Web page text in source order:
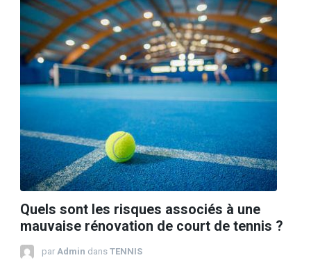
Quels sont les risques associés à une
mauvaise rénovation de court de tennis ?
par Admin dans TENNIS